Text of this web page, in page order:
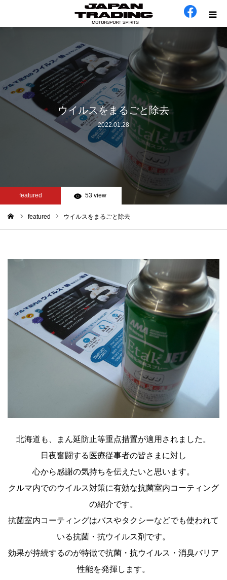
ウイルスをまるごと除去
2022.01.28
featured 53 view
featured ウイルスをまるごと除去
北海道も、まん延防止等重点措置が適用されました。
日夜奮闘する医療従事者の皆さまに対し
心から感謝の気持ちを伝えたいと思います。
クルマ内でのウイルス対策に有効な抗菌室内コーティング
の紹介です。
抗菌室内コーティングはバスやタクシーなどでも使われて
いる抗菌・抗ウイルス剤 です。
効果が持続するのが特徴で抗菌・抗ウイルス・消臭バリア
性能を発揮します。
在庫車
会社概要
カテゴリー
お問い合わせ